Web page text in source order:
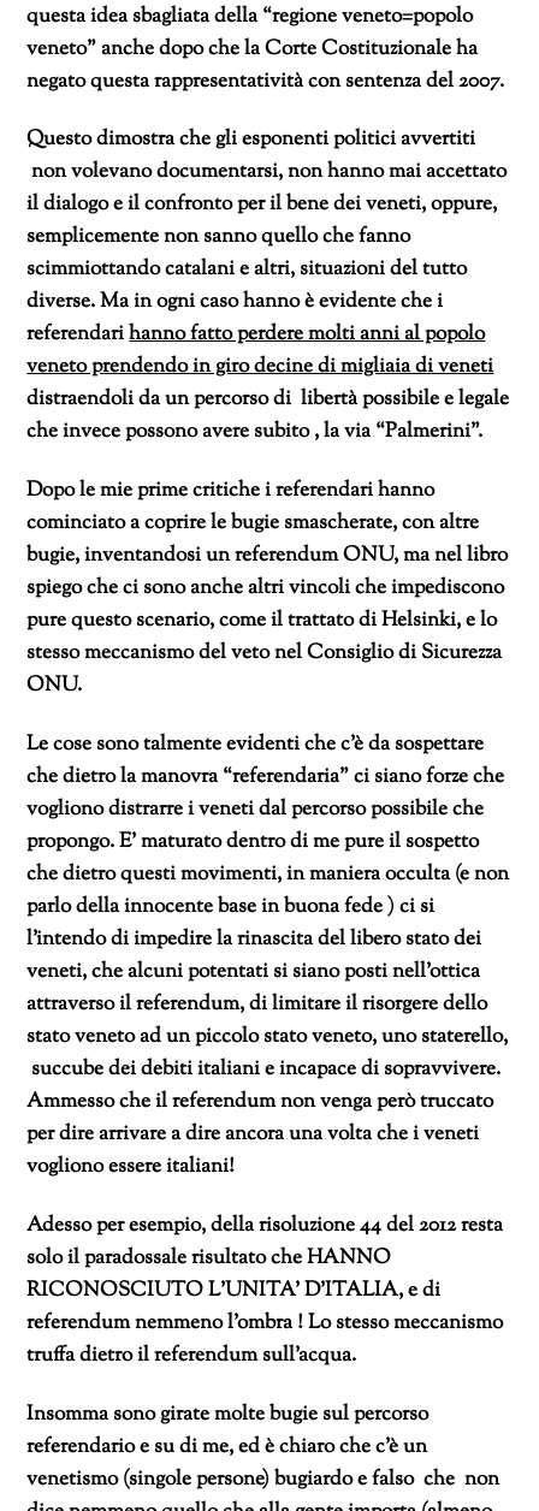
questa idea sbagliata della “regione veneto=popolo
veneto” anche dopo che la Corte Costituzionale ha
negato questa rappresentatività con sentenza del 2007.
Questo dimostra che gli esponenti politici avvertiti
non volevano documentarsi, non hanno mai accettato
il dialogo e il confronto per il bene dei veneti, oppure,
semplicemente non sanno quello che fanno
scimmiottando catalani e altri, situazioni del tutto
diverse. Ma in ogni caso hanno è evidente che i
referendarihanno fatto perdere molti anni al popolo
veneto prendendo in giro decine di migliaia di veneti
distraendoli da un percorso di libertà possibile e legale
che invece possono avere subito , la via “Palmerini”.
Dopo le mie prime critiche i referendari hanno
cominciato a coprire le bugie smascherate, con altre
bugie, inventandosi un referendum ONU, ma nel libro
spiego che ci sono anche altri vincoli che impediscono
pure questo scenario, come il trattato di Helsinki, e lo
stesso meccanismo del veto nel Consiglio di Sicurezza
ONU.
Le cose sono talmente evidenti che c’è da sospettare
che dietro la manovra “referendaria” ci siano forze che
vogliono distrarre i veneti dal percorso possibile che
propongo. E’ maturato dentro di me pure il sospetto
che dietro questi movimenti, in maniera occulta (e non
parlo della innocente base in buona fede ) ci si
l’intendo di impedire la rinascita del libero stato dei
veneti, che alcuni potentati si siano posti nell’ottica
attraverso il referendum, di limitare il risorgere dello
stato veneto ad un piccolo stato veneto, uno staterello,
succube dei debiti italiani e incapace di sopravvivere.
Ammesso che il referendum non venga però truccato
per dire arrivare a dire ancora una volta che i veneti
vogliono essere italiani!
Adesso per esempio, della risoluzione 44 del 2012 resta
solo il paradossale risultato che HANNO
RICONOSCIUTO L’UNITA’ D’ITALIA, e di
referendum nemmeno l’ombra ! Lo stesso meccanismo
truffa dietro il referendum sull’acqua.
Insomma sono girate molte bugie sul percorso
referendario e su di me, ed è chiaro che c’è un
venetismo (singole persone) bugiardo e falso che non